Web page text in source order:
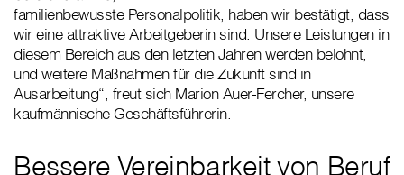
familienbewusste Personalpolitik, haben wir bestätigt, dass
wir eine attraktive Arbeitgeberin sind. Unsere Leistungen in
diesem Bereich aus den letzten Jahren werden belohnt,
und weitere Maßnahmen für die Zukunft sind in
Ausarbeitung“, freut sich Marion Auer-Fercher, unsere
kaufmännische Geschäftsführerin.
Bessere Vereinbarkeit von Beruf